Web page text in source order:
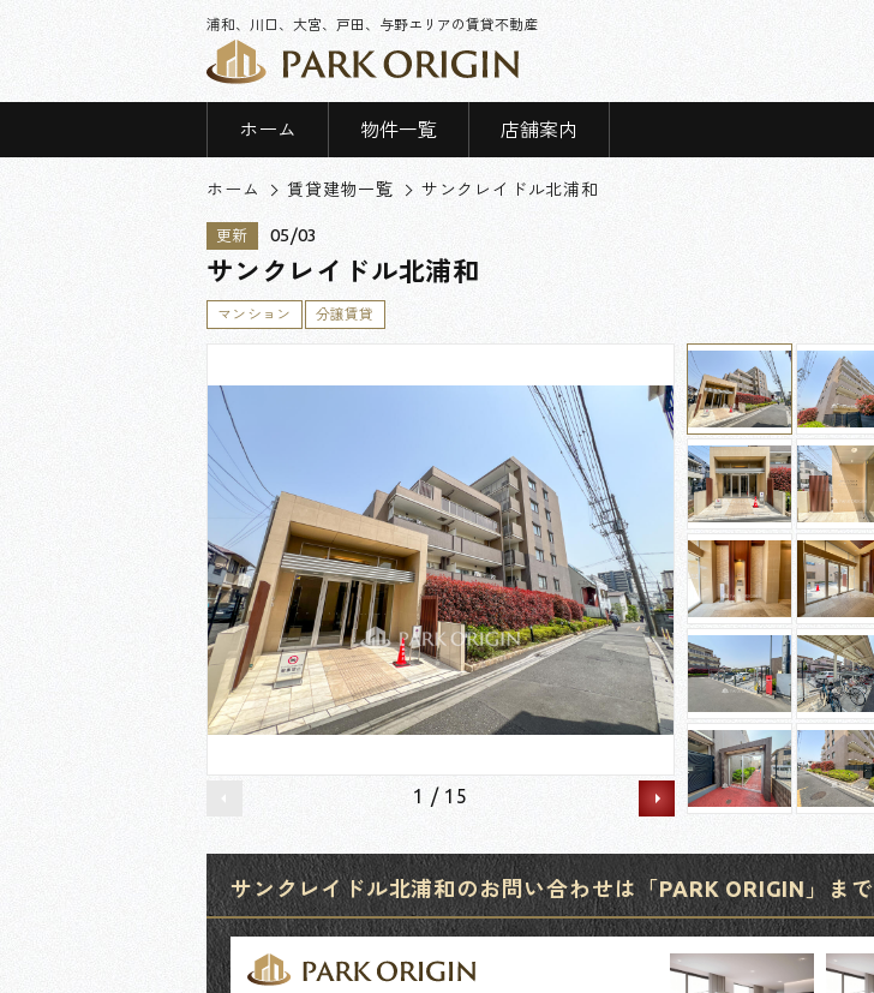
浦和、川口、大宮、戸田、与野エリアの賃貸不動産
ホーム 物件一覧 店舗案内
ホーム 賃貸建物一覧 サンクレイドル北浦和
更新 05/03
サンクレイドル北浦和
マンション 分譲賃貸
1 / 15
サンクレイドル北浦和のお問い合わせは「PARK ORIGIN」まで